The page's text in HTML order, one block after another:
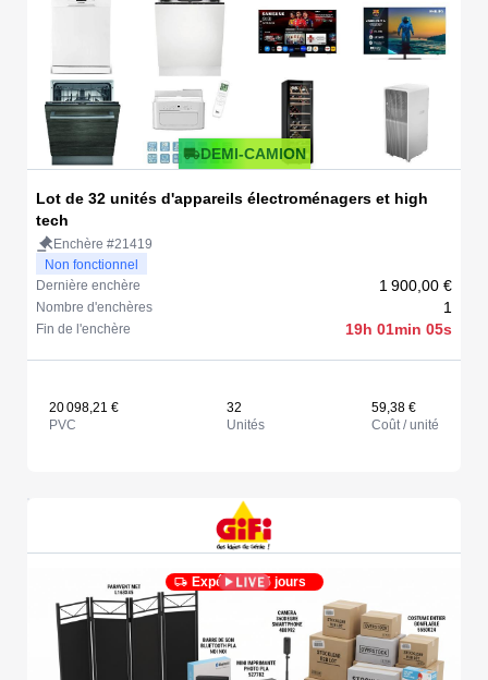
DEMI-CAMION
Lot de 32 unités d'appareils électroménagers et high
tech
Enchère #21419
Non fonctionnel
Dernière enchère
1 900,00 €
Nombre d'enchères 1
Fin de l'enchère 19h 01min 05s
20 098,21 €
PVC
32
Unités
59,38 €
Coût / unité
Expédié en 5 jours